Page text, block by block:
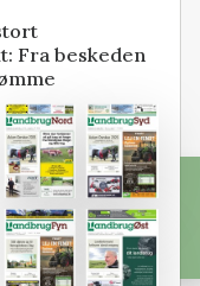
Fra beskeden